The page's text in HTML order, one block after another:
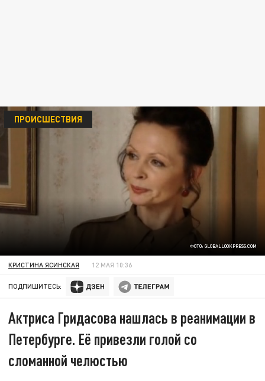
ФОТО: GLOBALLOOKPRESS.COM
ПРОИСШЕСТВИЯ
КРИСТИНА ЯСИНСКАЯ 12 МАЯ 10:36
ПОДПИШИТЕСЬ:
Актриса Гридасова нашлась в реанимации в
Петербурге. Её привезли голой со
сломанной челюстью